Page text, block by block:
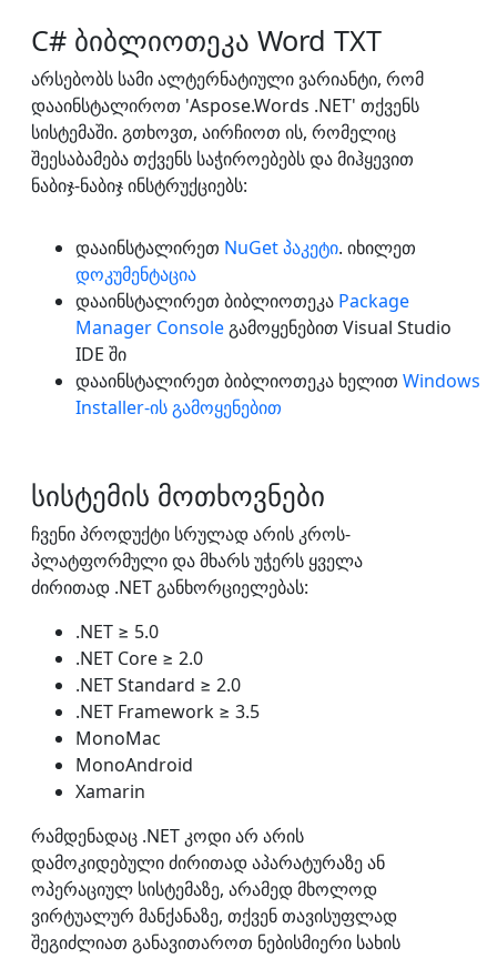
C# ბიბლიოთეკა Word TXT
არსებობს სამი ალტერნატიული ვარიანტი, რომ
დააინსტალიროთ 'Aspose.Words .NET' თქვენს
სისტემაში. გთხოვთ, აირჩიოთ ის, რომელიც
შეესაბამება თქვენს საჭიროებებს და მიჰყევით
ნაბიჯ-ნაბიჯ ინსტრუქციებს:
დააინსტალირეთ NuGet პაკეტი. იხილეთ
დოკუმენტაცია
დააინსტალირეთ ბიბლიოთეკა Package
Manager Consoleგამოყენებით Visual Studio
IDE ში
დააინსტალირეთ ბიბლიოთეკა ხელით Windows
Installer-ის გამოყენებით
სისტემის მოთხოვნები
ჩვენი პროდუქტი სრულად არის კროს-
პლატფორმული და მხარს უჭერს ყველა
ძირითად .NET განხორციელებას:
.NET ≥ 5.0
.NET Core ≥ 2.0
.NET Standard ≥ 2.0
.NET Framework ≥ 3.5
MonoMac
MonoAndroid
Xamarin
რამდენადაც .NET კოდი არ არის
დამოკიდებული ძირითად აპარატურაზე ან
ოპერაციულ სისტემაზე, არამედ მხოლოდ
ვირტუალურ მანქანაზე, თქვენ თავისუფლად
შეგიძლიათ განავითაროთ ნებისმიერი სახის